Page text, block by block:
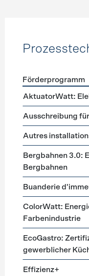
Förderprogramme
Förderprogramm
AktuatorWatt:
Ausschreibung
Autres
Bergbahnen 3.0:
Bergbahnen
Buanderie
ColorWatt:
Farbenindustrie
EcoGastro:
gewerblicher
Effizienz+